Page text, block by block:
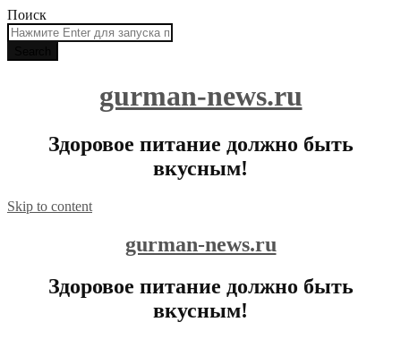
Поиск
gurman-news.ru
Здоровое питание должно быть
вкусным!
Skip to content
gurman-news.ru
Здоровое питание должно быть
вкусным!